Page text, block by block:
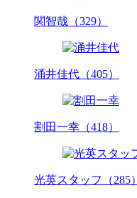
関智哉（329）
涌井佳代（405）
割田一幸（418）
光英スタッフ（285）